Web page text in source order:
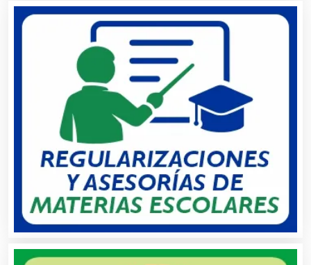
Alarmas
Albercas
Alimentos
Almacenaje
Alquiler de Autos